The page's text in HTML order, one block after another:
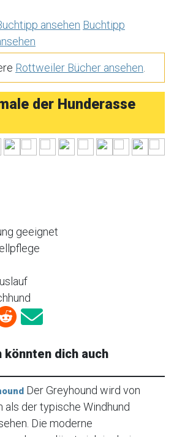
ansehen Buchtipp
Rottweiler Bücher ansehen
der Hunderasse
geeignet
könnten dich auch
Der Greyhound wird von
als der typische Windhund
Die moderne